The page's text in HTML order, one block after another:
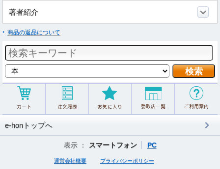
著者紹介
商品の返品について
e-honトップへ
表示 ： スマートフォン PC
運営会社概要 プライバシーポリシー